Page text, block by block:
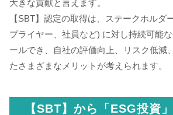
大きな貢献と言えます。
【SBT】認定の取得は、ステークホルダ
プライヤー、社員など) に対し持続可能
ールでき、自社の評価向上、リスク低減
たさまざまなメリットが考えられます。
【SBT】から「ESG投資